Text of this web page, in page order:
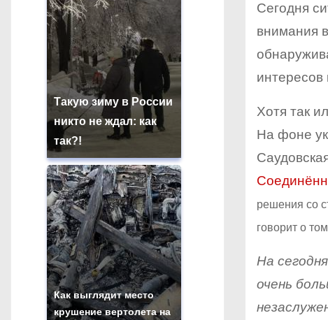
Такую зиму в России
никто не ждал: как
так?!
Как выглядит место
крушение вертолета на
Сегодня
внимания
Хотя так
На фоне
решения со
говорит о
На
очень